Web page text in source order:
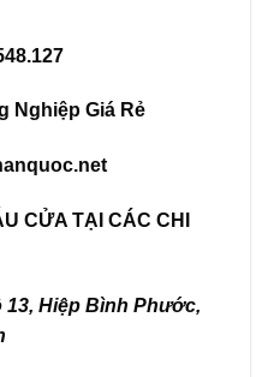
Nghiệp Giá Rẻ
CỬA TẠI CÁC CHI
13, Hiệp Bình Phước,